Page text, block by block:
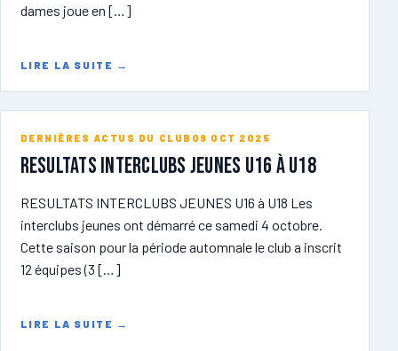
dames joue en […]
LIRE LA SUITE →
DERNIÈRES ACTUS DU CLUB 09 OCT 2025
RESULTATS INTERCLUBS JEUNES U16 à U18
RESULTATS INTERCLUBS JEUNES U16 à U18 Les
interclubs jeunes ont démarré ce samedi 4 octobre.
Cette saison pour la période automnale le club a inscrit
12 équipes (3 […]
LIRE LA SUITE →